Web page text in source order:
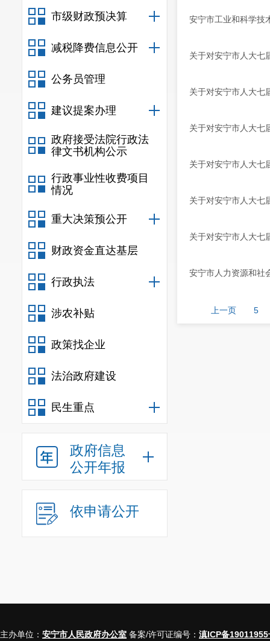
市级财政预决算
减税降费信息公开
公务员管理
建议提案办理
政府接受法院行政法
律文书机构公示
行政事业性收费项目
情况
重大决策预公开
财政资金直达基层
行政执法
涉农补贴
政策找企业
法治政府建设
民生重点
政府信息
公开年报
依申请公开
安宁市工业和科学技
关于对安宁市人大七
关于对安宁市人大七
关于对安宁市人大七
关于对安宁市人大七
关于对安宁市人大七
关于对安宁市人大七
安宁市人力资源和社
上一页 5
主办单位： 安宁市人民政府办公室 备案/许可证编号： 滇ICP备